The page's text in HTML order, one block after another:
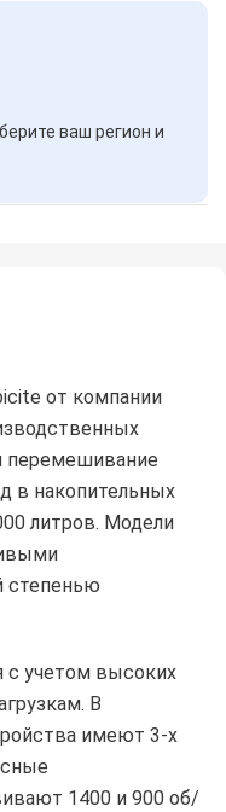
ваш регион и
от компании
перемешивание
в накопительных
литров. Модели
степенью
с учетом высоких
В
имеют 3-х
1400 и 900 об/